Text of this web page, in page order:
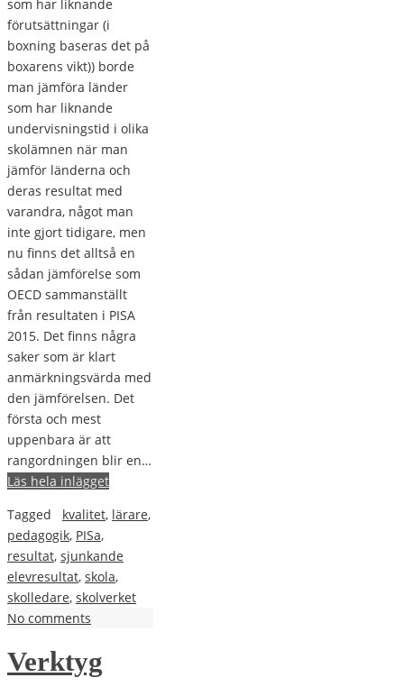
som har liknande
förutsättningar (i
boxning baseras det på
boxarens vikt)) borde
man jämföra länder
som har liknande
undervisningstid i olika
skolämnen när man
jämför länderna och
deras resultat med
varandra, något man
inte gjort tidigare, men
nu finns det alltså en
sådan jämförelse som
OECD sammanställt
från resultaten i PISA
2015. Det finns några
saker som är klart
anmärkningsvärda med
den jämförelsen. Det
första och mest
uppenbara är att
rangordningen blir en…
Läs hela inlägget
Tagged
kvalitet, lärare,
pedagogik, PISa,
resultat, sjunkande
elevresultat, skola,
skolledare, skolverket
No comments
Verktyg